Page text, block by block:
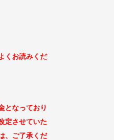
くお読みくだ
となっており
定させていた
、ご了承くだ